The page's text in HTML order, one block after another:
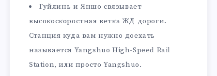
Гуйлинь и Яншо связывает
высокоскоростная ветка ЖД дороги.
Станция куда вам нужно доехать
называется Yangshuo High-Speed Rail
Station, или просто Yangshuo.